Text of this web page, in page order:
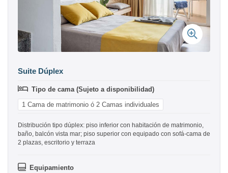
Suite Dúplex
Tipo de cama (Sujeto a disponibilidad)
1 Cama de matrimonio ó 2 Camas individuales
Distribución tipo dúplex: piso inferior con habitación de matrimonio,
baño, balcón vista mar; piso superior con equipado con sofá-cama de
2 plazas, escritorio y terraza
Equipamiento